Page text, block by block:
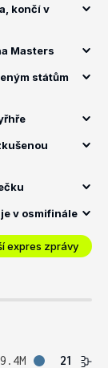
končí v
Masters
státům
v osmifinále
expres zprávy
21